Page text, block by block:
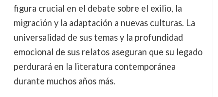
figura crucial en el debate sobre el exilio, la
migración y la adaptación a nuevas culturas. La
universalidad de sus temas y la profundidad
emocional de sus relatos aseguran que su legado
perdurará en la literatura contemporánea
durante muchos años más.